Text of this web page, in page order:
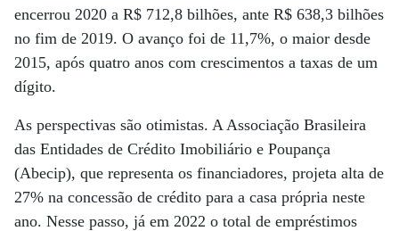
encerrou 2020 a R$ 712,8 bilhões, ante R$ 638,3 bilhões
no fim de 2019. O avanço foi de 11,7%, o maior desde
2015, após quatro anos com crescimentos a taxas de um
dígito.
As perspectivas são otimistas. A Associação Brasileira
das Entidades de Crédito Imobiliário e Poupança
(Abecip), que representa os financiadores, projeta alta de
27% na concessão de crédito para a casa própria neste
ano. Nesse passo, já em 2022 o total de empréstimos